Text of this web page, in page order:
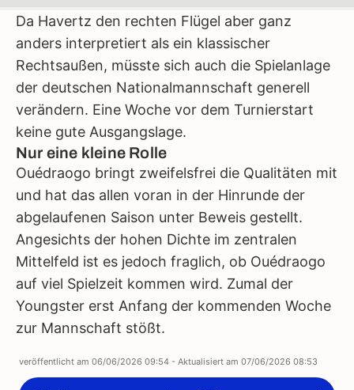
Da Havertz den rechten Flügel aber ganz
anders interpretiert als ein klassischer
Rechtsaußen, müsste sich auch die Spielanlage
der deutschen Nationalmannschaft generell
verändern. Eine Woche vor dem Turnierstart
keine gute Ausgangslage.
Nur eine kleine Rolle
Ouédraogo bringt zweifelsfrei die Qualitäten mit
und hat das allen voran in der Hinrunde der
abgelaufenen Saison unter Beweis gestellt.
Angesichts der hohen Dichte im zentralen
Mittelfeld ist es jedoch fraglich, ob Ouédraogo
auf viel Spielzeit kommen wird. Zumal der
Youngster erst Anfang der kommenden Woche
zur Mannschaft stößt.
veröffentlicht am 06/06/2026 09:54 - Aktualisiert am 07/06/2026 08:53